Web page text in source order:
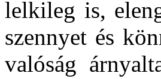
lelkileg is,
szennyet és
valóság